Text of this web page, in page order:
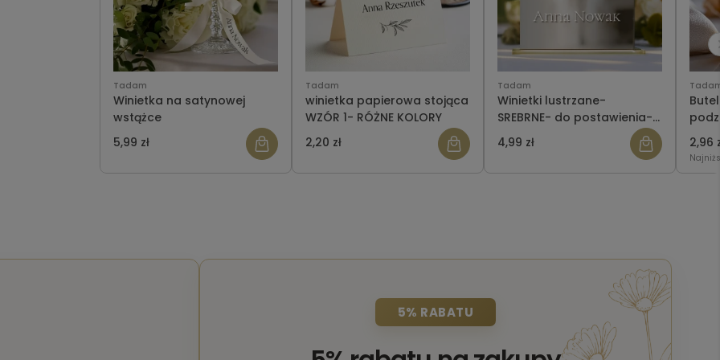
Tadam
Winietka na satynowej
wstążce
5,99 zł
Tadam
winietka papierowa stojąca
WZÓR 1- RÓŻNE KOLORY
2,20 zł
Tadam
Winietki lustrzane-
SREBRNE- do postawienia-
różne czcionki
4,99 zł 2,96
5% RABATU